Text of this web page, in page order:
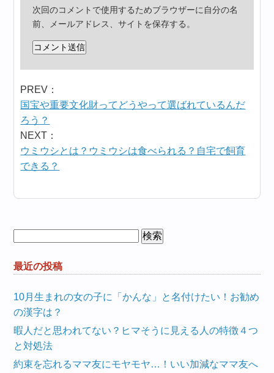
次回のコメントで使用するためブラウザーに自分の名
前、メールアドレス、サイトを保存する。
PREV：
国宝や重要文化財ってどうやって選ばれているんだ
ろう？
NEXT：
ウミウシとは？ウミウシは食べられる？自宅で飼育
できる？
最近の投稿
10月生まれの女の子に「かんな」と名付けたい！お勧め
の漢字は？
暇人だと思われてない？ヒマそうに見える人の特徴４つ
と対処法
約束を忘れるママ友にモヤモヤ…！いい加減なママ友へ